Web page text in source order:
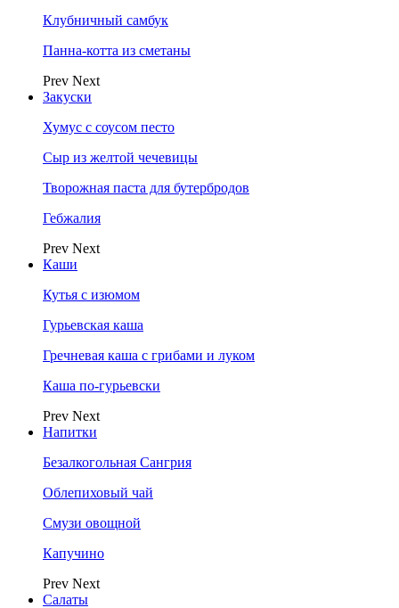
Клубничный самбук
Панна-котта из сметаны
Prev Next
Закуски
Хумус с соусом песто
Сыр из желтой чечевицы
Творожная паста для бутербродов
Гебжалия
Prev Next
Каши
Кутья с изюмом
Гурьевская каша
Гречневая каша с грибами и луком
Каша по-гурьевски
Prev Next
Напитки
Безалкогольная Сангрия
Облепиховый чай
Смузи овощной
Капучино
Prev Next
Салаты